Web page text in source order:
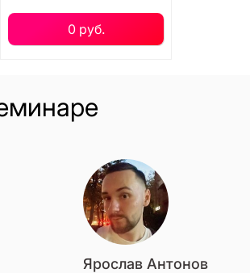
0 руб.
Ярослав Антонов